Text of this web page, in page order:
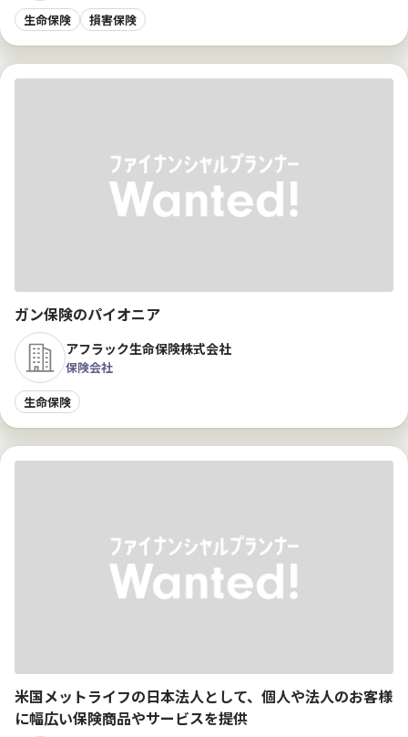
生命保険
損害保険
ガン保険のパイオニア
アフラック生命保険株式会社
保険会社
生命保険
米国メットライフの日本法人として、個人や法人のお客様
に幅広い保険商品やサービスを提供